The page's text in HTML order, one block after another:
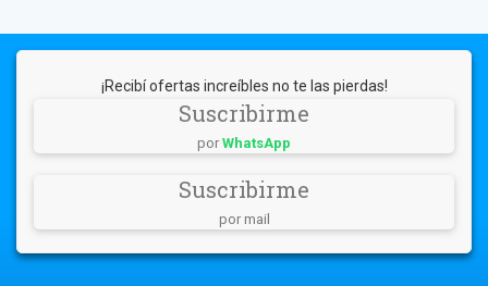
¡Recibí ofertas increíbles no te las pierdas!
Suscribirme
por WhatsApp
Suscribirme
por mail